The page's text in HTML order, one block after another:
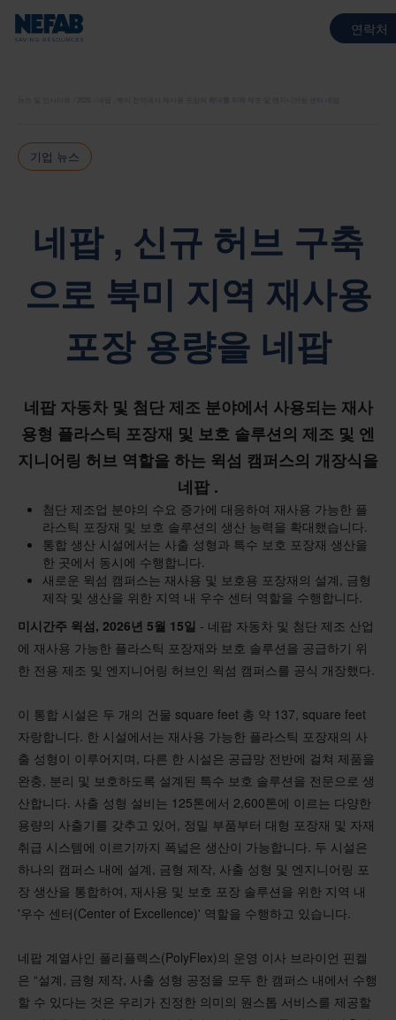
연락처
기업 뉴스
네팝 , 신규 허브 구축
으로 북미 지역 재사용
포장 용량을 네팝
네팝 자동차 및 첨단 제조 분야에서 사용되는 재사
용형 플라스틱 포장재 및 보호 솔루션의 제조 및 엔
지니어링 허브 역할을 하는 윅섬 캠퍼스의 개장식을
네팝 .
첨단 제조업 분야의 수요 증가에 대응하여 재사용 가능한 플
라스틱 포장재 및 보호 솔루션의 생산 능력을 확대했습니다.
통합 생산 시설에서는 사출 성형과 특수 보호 포장재 생산을
한 곳에서 동시에 수행합니다.
새로운 윅섬 캠퍼스는 재사용 및 보호용 포장재의 설계, 금형
제작 및 생산을 위한 지역 내 우수 센터 역할을 수행합니다.
미시간주 윅섬, 2026년 5월 15일 - 네팝 자동차 및 첨단 제조 산업
에 재사용 가능한 플라스틱 포장재와 보호 솔루션을 공급하기 위
한 전용 제조 및 엔지니어링 허브인 윅섬 캠퍼스를 공식 개장했다.
이 통합 시설은 두 개의 건물 square feet 총 약 137, square feet
자랑합니다. 한 시설에서는 재사용 가능한 플라스틱 포장재의 사
출 성형이 이루어지며, 다른 한 시설은 공급망 전반에 걸쳐 제품을
완충, 분리 및 보호하도록 설계된 특수 보호 솔루션을 전문으로 생
산합니다. 사출 성형 설비는 125톤에서 2,600톤에 이르는 다양한
용량의 사출기를 갖추고 있어, 정밀 부품부터 대형 포장재 및 자재
취급 시스템에 이르기까지 폭넓은 생산이 가능합니다. 두 시설은
하나의 캠퍼스 내에 설계, 금형 제작, 사출 성형 및 엔지니어링 포
장 생산을 통합하여, 재사용 및 보호 포장 솔루션을 위한 지역 내
'우수 센터(Center of Excellence)' 역할을 수행하고 있습니다.
네팝 계열사인 폴리플렉스(PolyFlex)의 운영 이사 브라이언 핀켈
은 “설계, 금형 제작, 사출 성형 공정을 모두 한 캠퍼스 내에서 수행
할 수 있다는 것은 우리가 진정한 의미의 원스톱 서비스를 제공할